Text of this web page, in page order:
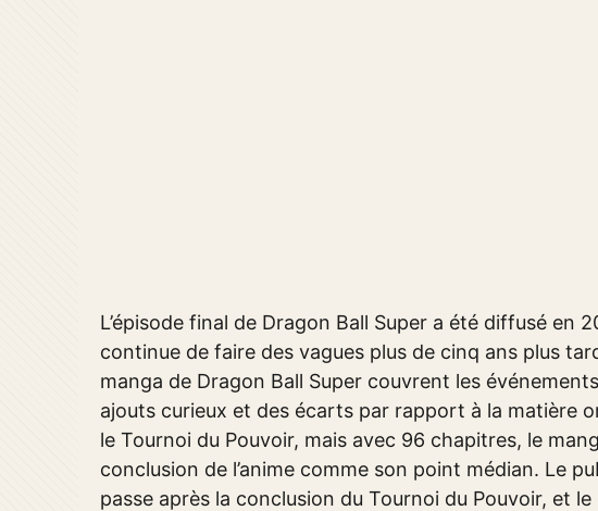
L’épisode final de Dragon Ball Super a été diffusé en
continue de faire des vagues plus de cinq ans plus
manga de Dragon Ball Super couvrent les
ajouts curieux et des écarts par rapport à la matière
le Tournoi du Pouvoir, mais avec 96 chapitres, le
conclusion de l’anime comme son point médian. Le
passe après la conclusion du Tournoi du Pouvoir, et